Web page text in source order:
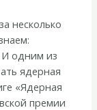
несколько
И одним из
ядерная
«Ядерная
премии